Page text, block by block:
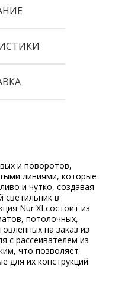
и поворотов,
линиями, которые
и чутко, создавая
светильник в
Nur XLсостоит из
потолочных,
на заказ из
с рассеивателем из
что позволяет
для их конструкций.